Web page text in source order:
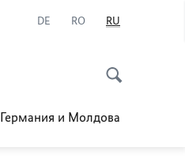
DE RO RU
Германия и Молдова